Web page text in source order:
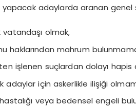
yapacak adaylarda aranan genel
vatandaşı olmak,
haklarından mahrum
işlenen suçlardan dolayı
adaylar için askerlikle ilişiği
hastalığı veya bedensel engeli